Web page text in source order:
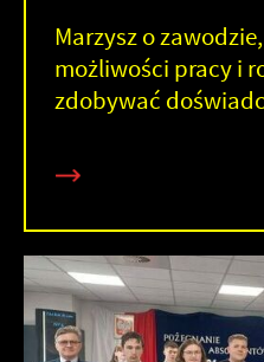
Marzysz o
możliwości pracy i
zdobywać